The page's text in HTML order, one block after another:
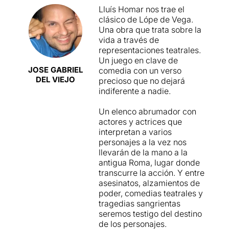
representats, tot i que molts
estudiosos el col·loquen
entre les seves obres
mestres. Es tracta d'una
obra d'estranya estructura i
de certa complexitat,
almenys per a ulls
contemporanis. Comença
amb un primer acte (aquí es
narren les trifulgues
polítiques, la corrupció i les
maniobres subterrànies per
arribar a ser Cèsar a la
Roma de Dioclecià,
acostant-se bastant a
l'argument de moltes obres
shakespearianes. La segona
jornada, però, transcorre
quasi com una comèdia
clàssica del Segle d'Or, per
arribar a un tercer acte
JOSE GABRIEL
DEL VIEJO
Lluís Homar nos trae el
clásico de Lópe de Vega.
Una obra que trata sobre la
vida a través de
representaciones teatrales.
Un juego en clave de
comedia con un verso
precioso que no dejará
indiferente a nadie.
Un elenco abrumador con
actores y actrices que
interpretan a varios
personajes a la vez nos
llevarán de la mano a la
antigua Roma, lugar donde
transcurre la acción. Y entre
asesinatos, alzamientos de
poder, comedias teatrales y
tragedias sangrientas
seremos testigo del destino
de los personajes.